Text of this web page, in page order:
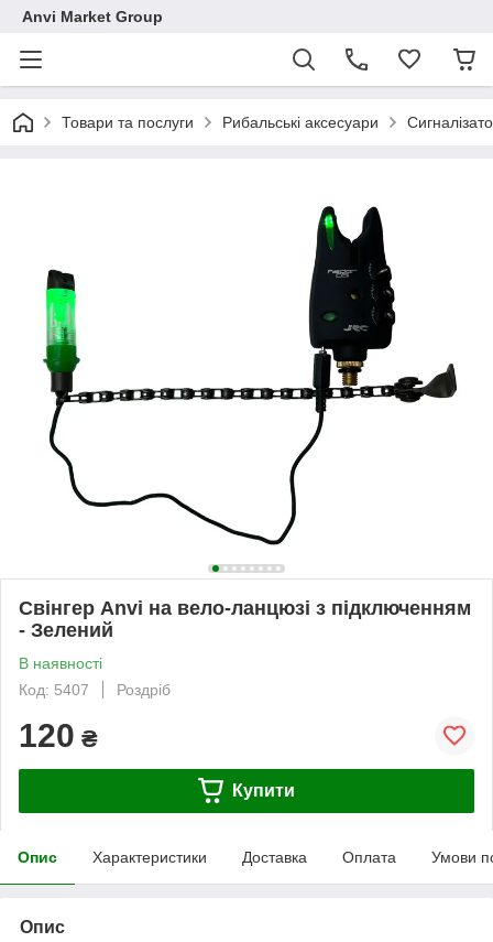
Anvi Market Group
Товари та послуги Рибальські аксесуари
Свінгер Anvi на вело-ланцюзі з підключенням
- Зелений
В наявності
Код: 5407
Роздріб
120 ₴
Купити
Опис Характеристики Доставка Оплата Умови
Опис